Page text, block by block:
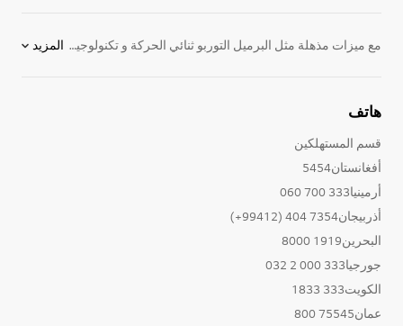
مع ميزات مذهلة مثل البرميل التوربو ثنائي الحركة و تكنولوجيا isensor الذكية، فإن غسالات تحميل علوي إل جي لطيفة على حد سواء على الأقمشة و فواتير الكهرباء الخاصة بك. متوفرة في مجموعة من الألوان والامكانيات،غسالاتنا الأنيقة والمتطورة توفر وظائف متقدمة وأسلوبا للتوفير. المزيد
هاتف
قسم المستهلكين
أفغانستان5454
أرمينيا333 700 060
أذربيجان7354 404 (99412+)
البحرين1919 8000
جورجيا333 000 2 032
الكويت333 1833
عمان75545 800